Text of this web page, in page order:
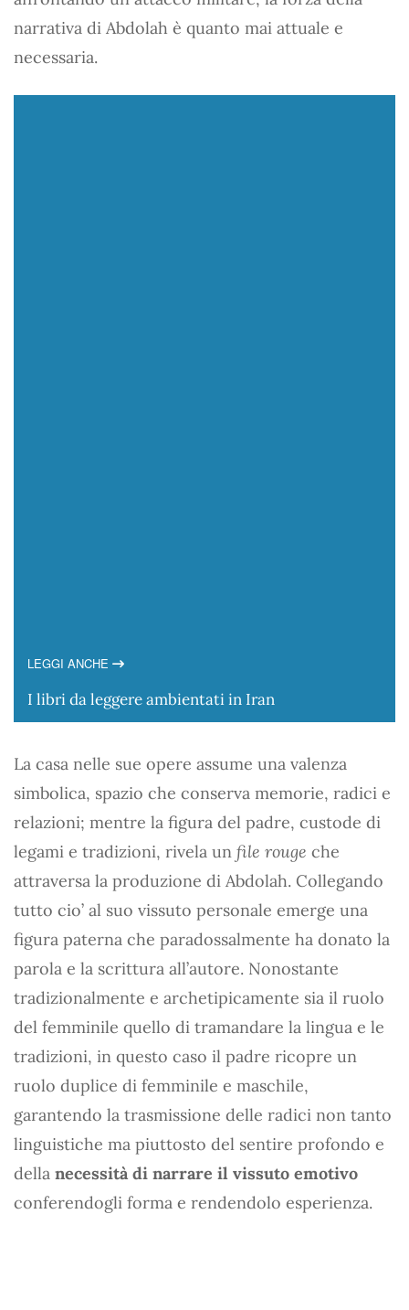
narrativa di Abdolah è quanto mai attuale e
necessaria.
LEGGI ANCHE
I libri da leggere ambientati in Iran
La casa nelle sue opere assume una valenza
simbolica, spazio che conserva memorie, radici e
relazioni; mentre la figura del padre, custode di
legami e tradizioni, rivela un file rouge che
attraversa la produzione di Abdolah. Collegando
tutto cio’ al suo vissuto personale emerge una
figura paterna che paradossalmente ha donato la
parola e la scrittura all’autore. Nonostante
tradizionalmente e archetipicamente sia il ruolo
del femminile quello di tramandare la lingua e le
tradizioni, in questo caso il padre ricopre un
ruolo duplice di femminile e maschile,
garantendo la trasmissione delle radici non tanto
linguistiche ma piuttosto del sentire profondo e
della necessità di narrare il vissuto emotivo
conferendogli forma e rendendolo esperienza.